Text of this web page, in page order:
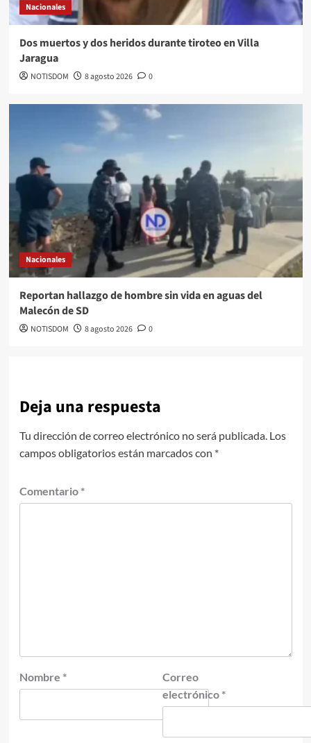
Nacionales
Dos muertos y dos heridos durante tiroteo en Villa
Jaragua
NOTISDOM 8 agosto 2026 0
Nacionales
Reportan hallazgo de hombre sin vida en aguas del
Malecón de SD
NOTISDOM 8 agosto 2026 0
Deja una respuesta
Tu dirección de correo electrónico no será publicada. Los
campos obligatorios están marcados con *
Comentario *
Nombre *
Correo
electrónico *